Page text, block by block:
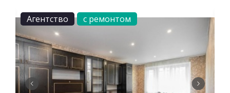
Агентство с ремонтом